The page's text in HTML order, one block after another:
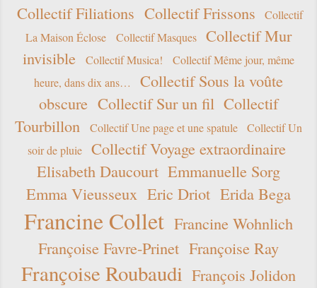
Collectif Filiations Collectif Frissons
Collectif
La Maison Éclose
Collectif Masques
Collectif Mur
invisible
Collectif Musica!
Collectif Même jour, même
heure, dans dix ans…
Collectif Sous la voûte
obscure Collectif Sur un fil Collectif
Tourbillon
Collectif Une page et une spatule
Collectif Un
soir de pluie
Collectif Voyage extraordinaire
Elisabeth Daucourt Emmanuelle Sorg
Emma Vieusseux Eric Driot Erida Bega
Francine Collet Francine Wohnlich
Françoise Favre-Prinet Françoise Ray
Françoise Roubaudi François Jolidon